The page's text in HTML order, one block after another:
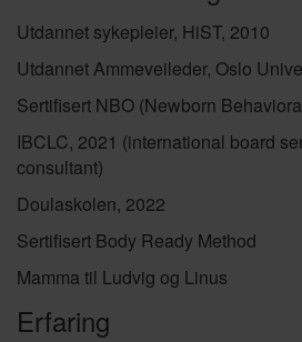
Utdannet sykepleier, HiST, 2010
Utdannet Ammeveileder, Oslo
Sertifisert NBO (Newborn
IBCLC, 2021 (international board
consultant)
Doulaskolen, 2022
Sertifisert Body Ready Method
Mamma til Ludvig og Linus
Erfaring